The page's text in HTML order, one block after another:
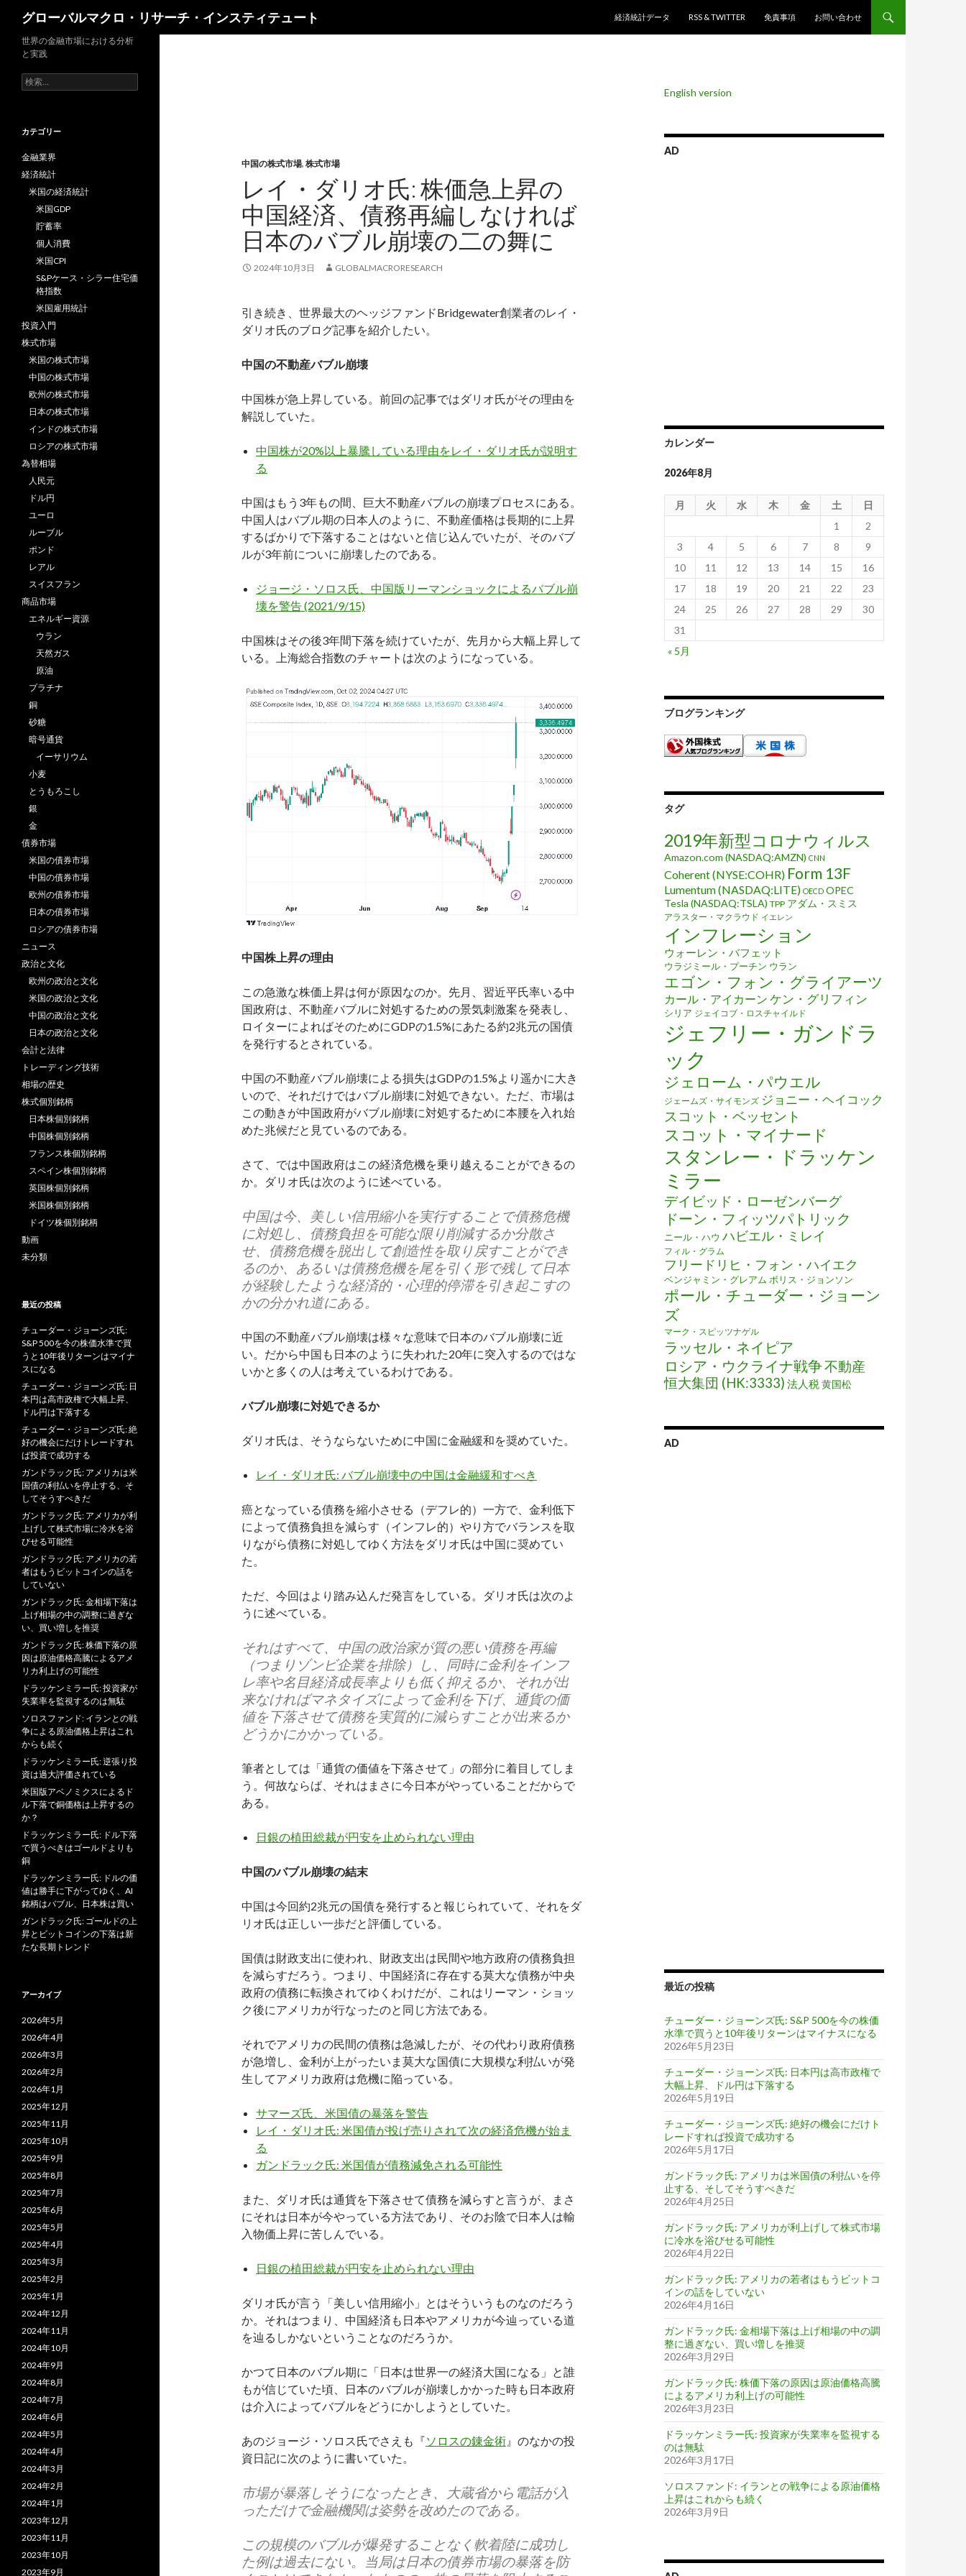
グローバルマクロ・リサーチ・インスティテュート
経済統計データ
RSS & TWITTER 免責事項 お問い合わせ
中国の株式市場, 株式市場
レイ・ダリオ氏: 株価急上昇の
中国経済、債務再編しなければ
日本のバブル崩壊の二の舞に
2024年10月3日 GLOBALMACRORESEARCH
引き続き、世界最大のヘッジファンドBridgewater創業者のレイ・
ダリオ氏のブログ記事を紹介したい。
中国の不動産バブル崩壊
中国株が急上昇している。前回の記事ではダリオ氏がその理由を
解説していた。
中国株が20%以上暴騰している理由をレイ・ダリオ氏が説明す
る
中国はもう3年もの間、巨大不動産バブルの崩壊プロセスにある。
中国人はバブル期の日本人のように、不動産価格は長期的に上昇
するばかりで下落することはないと信じ込んでいたが、そのバブ
ルが3年前についに崩壊したのである。
ジョージ・ソロス氏、中国版リーマンショックによるバブル崩
壊を警告 (2021/9/15)
中国株はその後3年間下落を続けていたが、先月から大幅上昇して
いる。上海総合指数のチャートは次のようになっている。
中国株上昇の理由
この急激な株価上昇は何が原因なのか。先月、習近平氏率いる中
国政府は、不動産バブルに対処するための景気刺激案を発表し、
ロイターによればそのためにGDPの1.5%にあたる約2兆元の国債
を発行するとされている。
中国の不動産バブル崩壊による損失はGDPの1.5%より遥かに大き
いので、それだけではバブル崩壊に対処できない。ただ、市場は
この動きが中国政府がバブル崩壊に対処するために本腰を入れ始
めた兆候だと見ているのである。
さて、では中国政府はこの経済危機を乗り越えることができるの
か。ダリオ氏は次のように述べている。
中国は今、美しい信用縮小を実行することで債務危機
に対処し、債務負担を可能な限り削減するか分散さ
せ、債務危機を脱出して創造性を取り戻すことができ
るのか、あるいは債務危機を尾を引く形で残して日本
が経験したような経済的・心理的停滞を引き起こすの
かの分かれ道にある。
中国の不動産バブル崩壊は様々な意味で日本のバブル崩壊に近
い。だから中国も日本のように失われた20年に突入するのではな
いかと多くの人は考えているわけである。
バブル崩壊に対処できるか
ダリオ氏は、そうならないために中国に金融緩和を奨めていた。
レイ・ダリオ氏: バブル崩壊中の中国は金融緩和すべき
癌となっている債務を縮小させる（デフレ的）一方で、金利低下
によって債務負担を減らす（インフレ的）やり方でバランスを取
りながら債務に対処してゆく方法をダリオ氏は中国に奨めてい
た。
ただ、今回はより踏み込んだ発言をしている。ダリオ氏は次のよ
うに述べている。
それはすべて、中国の政治家が質の悪い債務を再編
（つまりゾンビ企業を排除）し、同時に金利をインフ
レ率や名目経済成長率よりも低く抑えるか、それが出
来なければマネタイズによって金利を下げ、通貨の価
値を下落させて債務を実質的に減らすことが出来るか
どうかにかかっている。
筆者としては「通貨の価値を下落させて」の部分に着目してしま
う。何故ならば、それはまさに今日本がやっていることだからで
ある。
日銀の植田総裁が円安を止められない理由
中国のバブル崩壊の結末
中国は今回約2兆元の国債を発行すると報じられていて、それをダ
リオ氏は正しい一歩だと評価している。
国債は財政支出に使われ、財政支出は民間や地方政府の債務負担
を減らすだろう。つまり、中国経済に存在する莫大な債務が中央
政府の債務に転換されてゆくわけだが、これはリーマン・ショッ
ク後にアメリカが行なったのと同じ方法である。
それでアメリカの民間の債務は急減したが、その代わり政府債務
が急増し、金利が上がったいま莫大な国債に大規模な利払いが発
生してアメリカ政府は危機に陥っている。
サマーズ氏、米国債の暴落を警告
レイ・ダリオ氏: 米国債が投げ売りされて次の経済危機が始ま
る
ガンドラック氏: 米国債が債務減免される可能性
また、ダリオ氏は通貨を下落させて債務を減らすと言うが、まさ
にそれは日本が今やっている方法であり、そのお陰で日本人は輸
入物価上昇に苦しんでいる。
日銀の植田総裁が円安を止められない理由
ダリオ氏が言う「美しい信用縮小」とはそういうものなのだろう
か。それはつまり、中国経済も日本やアメリカが今辿っている道
を辿るしかないということなのだろうか。
かつて日本のバブル期に「日本は世界一の経済大国になる」と誰
もが信じていた頃、日本のバブルが崩壊しかかった時も日本政府
は介入によってバブルをどうにかしようとしていた。
あのジョージ・ソロス氏でさえも『ソロスの錬金術 』のなかの投
資日記に次のように書いていた。
市場が暴落しそうになったとき、大蔵省から電話が入
っただけで金融機関は姿勢を改めたのである。
この規模のバブルが爆発することなく軟着陸に成功し
た例は過去にない。当局は日本の債券市場の暴落を防
English version
AD
カレンダー
2026年8月
月 火 水 木 金 土
日
1
2
3
4 5 6 7 8
9
10
11 12 13 14 15
16
17
18 19 20 21 22
23
24
25 26 27 28 29
30
31
« 5月
ブログランキング
タグ
2019年新型コロナウィルス
Amazon.com (NASDAQ:AMZN) CNN
Coherent (NYSE:COHR) Form 13F
Lumentum (NASDAQ:LITE) OECD OPEC
Tesla (NASDAQ:TSLA) TPP アダム・スミス
アラスター・マクラウド イエレン
インフレーション
ウォーレン・バフェット
ウラジミール・プーチン ウラン
エゴン・フォン・グライアーツ
カール・アイカーン ケン・グリフィン
シリア ジェイコブ・ロスチャイルド
ジェフリー・ガンドラ
ック
ジェローム・パウエル
ジェームズ・サイモンズ ジョニー・ヘイコック
スコット・ベッセント
スコット・マイナード
スタンレー・ドラッケン
ミラー
デイビッド・ローゼンバーグ
ドーン・フィッツパトリック
ニール・ハウ ハビエル・ミレイ
フィル・グラム
フリードリヒ・フォン・ハイエク
ベンジャミン・グレアム ボリス・ジョンソン
ポール・チューダー・ジョーン
ズ
マーク・スピッツナゲル
ラッセル・ネイピア
ロシア・ウクライナ戦争不動産
恒大集団 (HK:3333) 法人税黄国松
AD
最近の投稿
チューダー・ジョーンズ氏: S&P 500を今の株価
水準で買うと10年後リターンはマイナスになる
2026年5月23日
チューダー・ジョーンズ氏: 日本円は高市政権で
大幅上昇、ドル円は下落する
2026年5月19日
チューダー・ジョーンズ氏: 絶好の機会にだけト
レードすれば投資で成功する
2026年5月17日
ガンドラック氏: アメリカは米国債の利払いを停
止する、そしてそうすべきだ
2026年4月25日
ガンドラック氏: アメリカが利上げして株式市場
に冷水を浴びせる可能性
2026年4月22日
ガンドラック氏: アメリカの若者はもうビットコ
インの話をしていない
2026年4月16日
ガンドラック氏: 金相場下落は上げ相場の中の調
整に過ぎない、買い増しを推奨
2026年3月29日
ガンドラック氏: 株価下落の原因は原油価格高騰
によるアメリカ利上げの可能性
2026年3月23日
ドラッケンミラー氏: 投資家が失業率を監視する
のは無駄
2026年3月17日
ソロスファンド: イランとの戦争による原油価格
上昇はこれからも続く
2026年3月9日
世界の金融市場における分析
と実践
検
索:
カテゴリー
金融業界
経済統計
米国の経済統計
米国GDP
貯蓄率
個人消費
米国CPI
S&Pケース・シラー住宅価
格指数
米国雇用統計
投資入門
株式市場
米国の株式市場
中国の株式市場
欧州の株式市場
日本の株式市場
インドの株式市場
ロシアの株式市場
為替相場
人民元
ドル円
ユーロ
ルーブル
ポンド
レアル
スイスフラン
商品市場
エネルギー資源
ウラン
天然ガス
原油
プラチナ
銅
砂糖
暗号通貨
イーサリウム
小麦
とうもろこし
銀
金
債券市場
米国の債券市場
中国の債券市場
欧州の債券市場
日本の債券市場
ロシアの債券市場
ニュース
政治と文化
欧州の政治と文化
米国の政治と文化
中国の政治と文化
日本の政治と文化
会計と法律
トレーディング技術
相場の歴史
株式個別銘柄
日本株個別銘柄
中国株個別銘柄
フランス株個別銘柄
スペイン株個別銘柄
英国株個別銘柄
米国株個別銘柄
ドイツ株個別銘柄
動画
未分類
最近の投稿
チューダー・ジョーンズ氏:
S&P 500を今の株価水準で買
うと10年後リターンはマイナ
スになる
チューダー・ジョーンズ氏: 日
本円は高市政権で大幅上昇、
ドル円は下落する
チューダー・ジョーンズ氏: 絶
好の機会にだけトレードすれ
ば投資で成功する
ガンドラック氏: アメリカは米
国債の利払いを停止する、そ
してそうすべきだ
ガンドラック氏: アメリカが利
上げして株式市場に冷水を浴
びせる可能性
ガンドラック氏: アメリカの若
者はもうビットコインの話を
していない
ガンドラック氏: 金相場下落は
上げ相場の中の調整に過ぎな
い、買い増しを推奨
ガンドラック氏: 株価下落の原
因は原油価格高騰によるアメ
リカ利上げの可能性
ドラッケンミラー氏: 投資家が
失業率を監視するのは無駄
ソロスファンド: イランとの戦
争による原油価格上昇はこれ
からも続く
ドラッケンミラー氏: 逆張り投
資は過大評価されている
米国版アベノミクスによるド
ル下落で銅価格は上昇するの
か？
ドラッケンミラー氏: ドル下落
で買うべきはゴールドよりも
銅
ドラッケンミラー氏: ドルの価
値は勝手に下がってゆく、AI
銘柄はバブル、日本株は買い
ガンドラック氏: ゴールドの上
昇とビットコインの下落は新
たな長期トレンド
アーカイブ
2026年5月
2026年4月
2026年3月
2026年2月
2026年1月
2025年12月
2025年11月
2025年10月
2025年9月
2025年8月
2025年7月
2025年6月
2025年5月
2025年4月
2025年3月
2025年2月
2025年1月
2024年12月
2024年11月
2024年10月
2024年9月
2024年8月
2024年7月
2024年6月
2024年5月
2024年4月
2024年3月
2024年2月
2024年1月
2023年12月
2023年11月
2023年10月
2023年9月